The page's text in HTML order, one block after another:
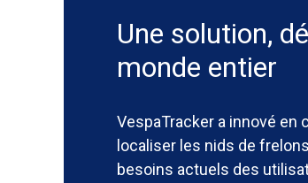
Une solution,
monde entier
VespaTracker a innové en
localiser les nids de
besoins actuels des